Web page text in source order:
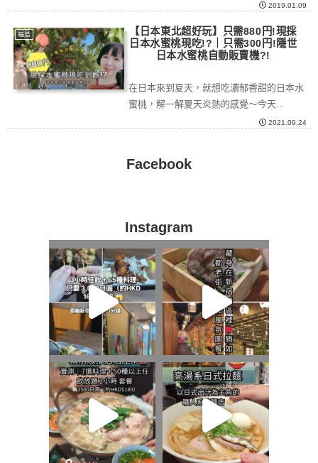
2019.01.09
福島
【日本東北超好玩】只需880円!現採
日本水蜜桃現吃!?｜只需300円!隱世
日本水蜜桃自動販賣機?!
在日本來到夏天，就想吃濃郁香甜的日本水
蜜桃，解一解夏天炎熱的感覺～今天...
2021.09.24
Facebook
Instagram